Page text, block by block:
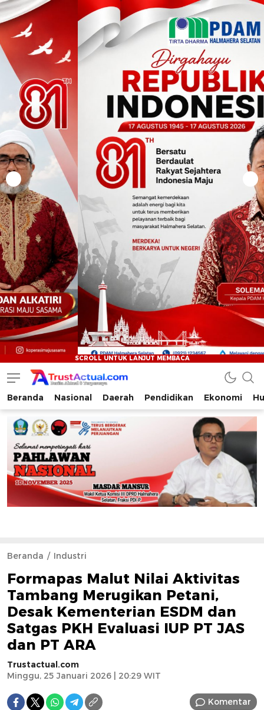
Trustactual.com
Aktual dan Terpercaya
Beranda Nasional Daerah Pendidikan Ekonomi
Beranda Industri
Formapas Malut Nilai Aktivitas
Tambang Merugikan Petani,
Desak Kementerian ESDM dan
Satgas PKH Evaluasi IUP PT JAS
dan PT ARA
Trustactual.com
Minggu, 25 Januari 2026 | 20:29 WIT
Komentar